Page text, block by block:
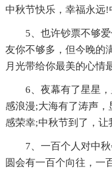
中秋节快乐，幸福永远
5、也许钞票不够
友你不够多，但今晚的
月光带给你最美的心情
6、夜幕有了星星
感浪漫;大海有了涛声
感荣幸;中秋节到了，
7、一百个人对中
圆会有一百个向往，一